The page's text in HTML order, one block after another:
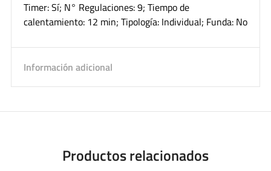
Timer: Sí; N° Regulaciones: 9; Tiempo de
calentamiento: 12 min; Tipología: Individual; Funda: No
Información adicional
Productos relacionados